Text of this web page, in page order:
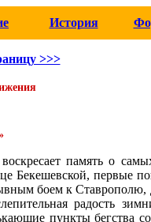
История
>>>
память о
Бекешевской, первые
боем к Ставрополю,
радость
пункты бегства